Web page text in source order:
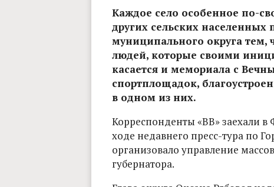
Каждое село особенное по-
других сельских населенных
муниципального округа тем,
людей, которые своими
касается и мемориала с
спортплощадок,
в одном из них.
Корреспонденты «ВВ» заехали
ходе недавнего пресс-тура по
организовало управление
губернатора.